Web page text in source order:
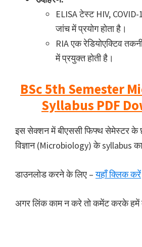
ELISA टेस्ट HIV, COVID-
जांच में प्रयोग होता है।
RIA एक रेडियोएक्टिव
में प्रयुक्त होती है।
BSc 5th Semester
Syllabus PDF
इस सेक्शन में बीएससी फिफ्थ सेमेस्टर के
विज्ञान (Microbiology) के syllabus
डाउनलोड करने के लिए –यहाँ क्लिक करें
अगर लिंक काम न करे तो कमेंट करके हमें